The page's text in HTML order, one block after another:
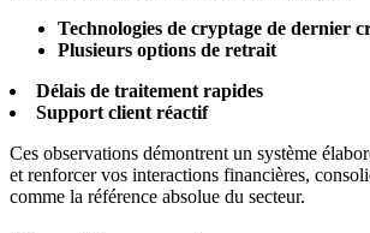
Technologies de cryptage de dernier
Plusieurs options de retrait
Délais de traitement rapides
Support client réactif
Ces observations démontrent un système
et renforcer vos interactions financières,
comme la référence absolue du secteur.